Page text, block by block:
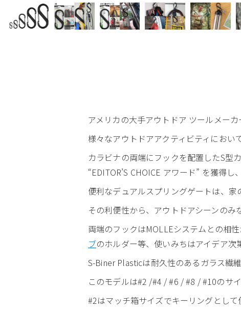
アメリカの大手アウトドア ツールメー
様々なアウトドアアクティビティにおい
カラビナの両端にフックを配置したS型
“EDITOR’S CHOICE アワード” を獲得
便利なデュアルスプリングゲートは、家
その利便性から、アウトドアシーンのみ
両端のフックはMOLLEシステムとの相
ブのホルダー等、使いみちはアイデア次
S-Biner Plasticは耐久性のあるガラス繊
このモデルは#2 /#4 / #6 / #8 / #10のサ
#2はマッチ箱サイズでキーリングとし